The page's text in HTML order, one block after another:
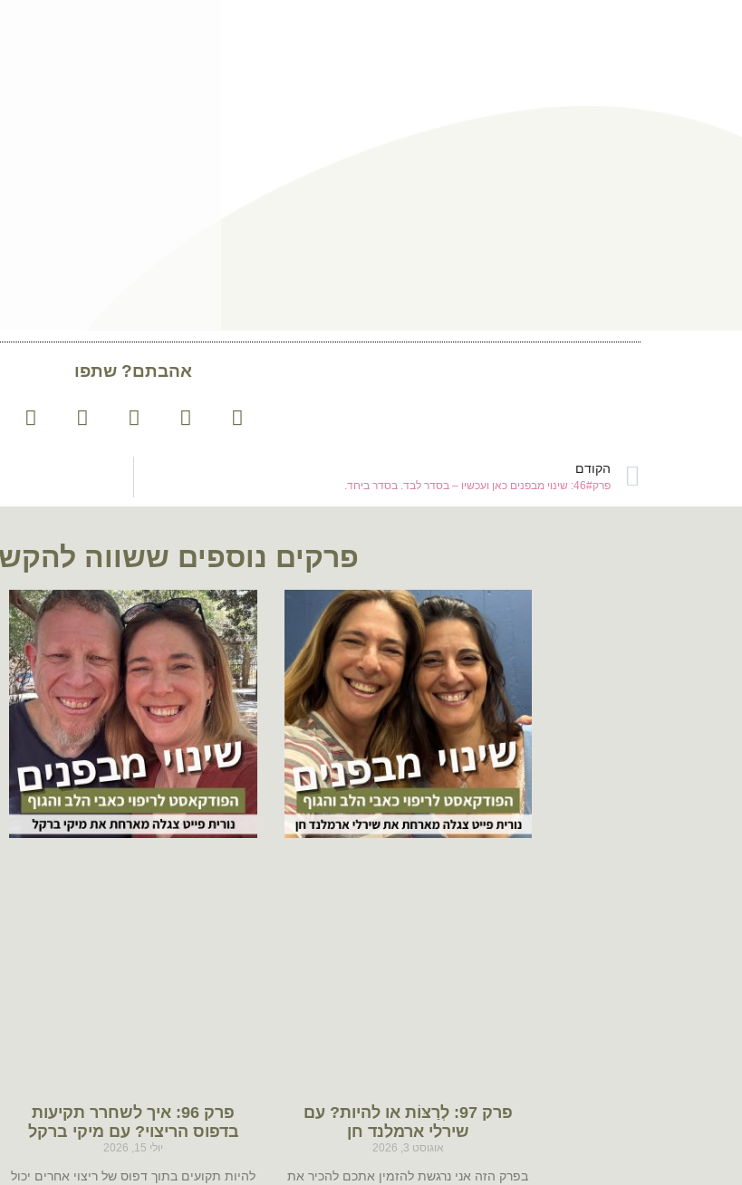
אהבתם? שתפו
הקודם
פרק46#: שינוי מבפנים כאן ועכשיו – בסדר לבד. בסדר ביחד.
פרקים נוספים ששווה
פרק 97: לְרַצּוֹת או להיות? עם
שירלי ארמלנד חן
אוגוסט 3, 2026
בפרק הזה אני נרגשת להזמין אתכם להכיר את
פרק 96: איך לשחרר תקיעות
בדפוס הריצוי? עם מיקי ברקל
יולי 15, 2026
להיות תקועים בתוך דפוס של ריצוי אחרים יכול